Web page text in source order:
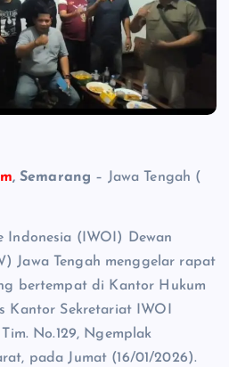
, Semarang – Jawa Tengah (
Indonesia (IWOI) Dewan
Jawa Tengah menggelar rapat
bertempat di Kantor Hukum
Kantor Sekretariat IWOI
No.129, Ngemplak
pada Jumat (16/01/2026).